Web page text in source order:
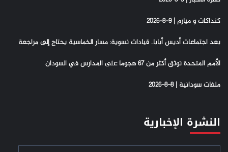
كنداكات و ميارم | 9-8-2026
بعد اجتماعات أديس أبابا.. قيادات نسوية: مسار الخماسية يحتاج إلى مراجعة
الأمم المتحدة توثق أكثر من 67 هجوما على المدارس في السودان
ملفات سودانية | 8-8-2026
النشرة الإخبارية